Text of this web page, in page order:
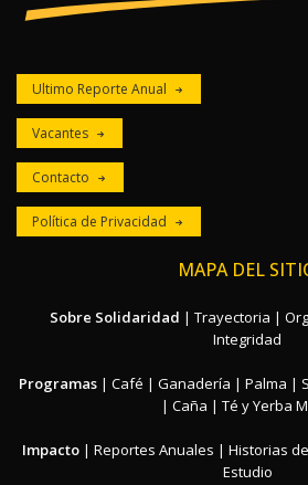
Ultimo Reporte Anual
Vacantes
Contacto
Política de Privacidad
MAPA DEL
Sobre Solidaridad | Trayectoria |
Integridad
Programas | Café | Ganadería | Palma |
| Caña | Té y Yerba
Impacto | Reportes Anuales | Historias
Estudio